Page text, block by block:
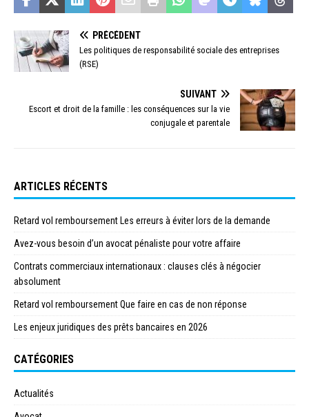
PRÉCÉDENT
Les politiques de responsabilité sociale des entreprises
(RSE)
SUIVANT
Escort et droit de la famille : les conséquences sur la vie
conjugale et parentale
ARTICLES RÉCENTS
Retard vol remboursement Les erreurs à éviter lors de la demande
Avez-vous besoin d’un avocat pénaliste pour votre affaire
Contrats commerciaux internationaux : clauses clés à négocier
absolument
Retard vol remboursement Que faire en cas de non réponse
Les enjeux juridiques des prêts bancaires en 2026
CATÉGORIES
Actualités